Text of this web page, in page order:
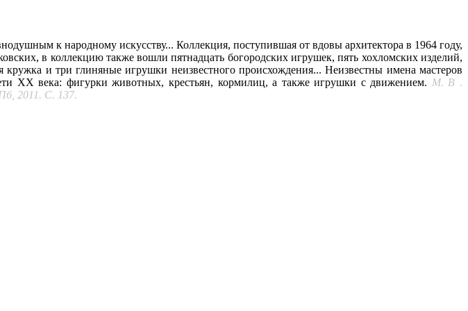
к народному искусству... Коллекция, поступившая от вдовы архитектора в 1964 году,
в коллекцию также вошли пятнадцать богородских игрушек, пять хохломских изделий,
и три глиняные игрушки неизвестного происхождения... Неизвестны имена мастеров
ХХ века: фигурки животных, крестьян, кормилиц, а также игрушки с движением. М. В .
2011. С. 137.